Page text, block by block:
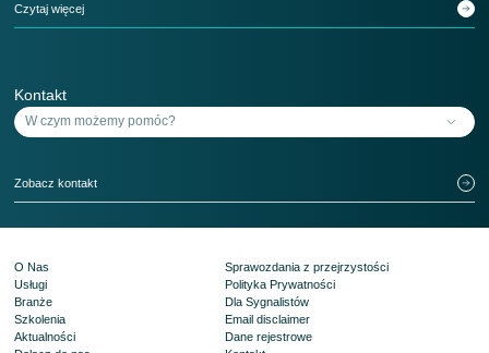
Czytaj więcej
Kontakt
Zobacz kontakt
O Nas
Usługi
Branże
Szkolenia
Aktualności
Sprawozdania z przejrzystości
Polityka Prywatności
Dla Sygnalistów
Email disclaimer
Dane rejestrowe